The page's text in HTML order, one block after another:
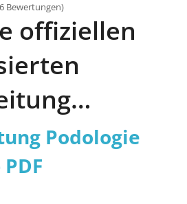
Bewertungen)
offiziellen
Prüfung
PDF
Podologie